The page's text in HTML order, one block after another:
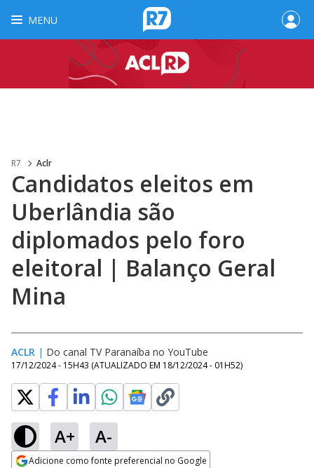
MENU
R7 Aclr
Candidatos eleitos em
Uberlândia são
diplomados pelo foro
eleitoral | Balanço Geral
Mina
ACLR | Do canal TV Paranaíba no YouTube
17/12/2024 - 15H43 (ATUALIZADO EM 18/12/2024 - 01H52)
A+ A-
Adicione como fonte preferencial no Google